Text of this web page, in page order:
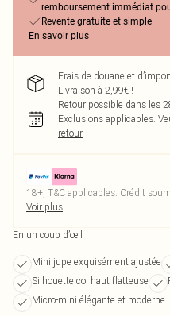
remboursement immédiat
Revente gratuite et simple
En savoir plus
Frais de douane et
Livraison à 2,99€ !
Retour possible dans les
Exclusions applicables.
retour
18+, T&C applicables. Crédit
Voir plus
En un coup d’œil
Mini jupe exquisément ajustée
Silhouette col haut flatteuse
Micro-mini élégante et moderne